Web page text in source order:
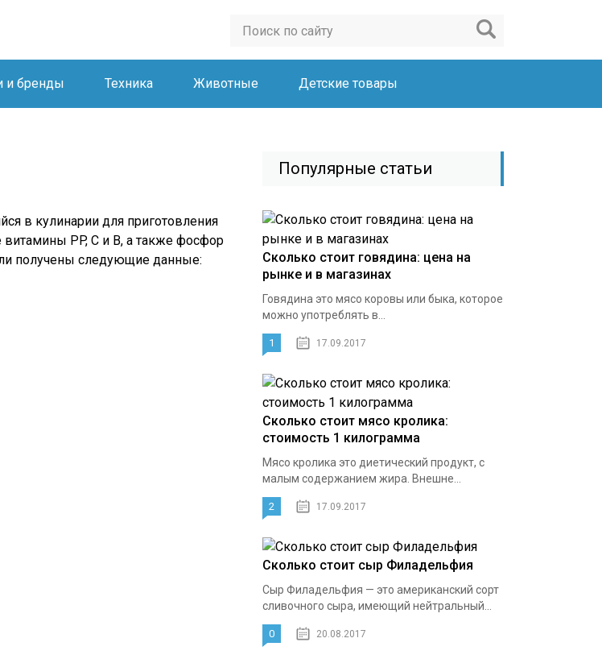
и бренды Техника Животные Детские товары
в кулинарии для приготовления
PP, C и B, а также фосфор
получены следующие данные:
Популярные статьи
Сколько стоит говядина: цена на
рынке и в магазинах
Говядина это мясо коровы или быка, которое
можно употреблять в...
1 17.09.2017
Сколько стоит мясо кролика:
стоимость 1 килограмма
Мясо кролика это диетический продукт, с
малым содержанием жира. Внешне...
2 17.09.2017
Сколько стоит сыр Филадельфия
Сыр Филадельфия — это американский сорт
сливочного сыра, имеющий нейтральный...
0 20.08.2017